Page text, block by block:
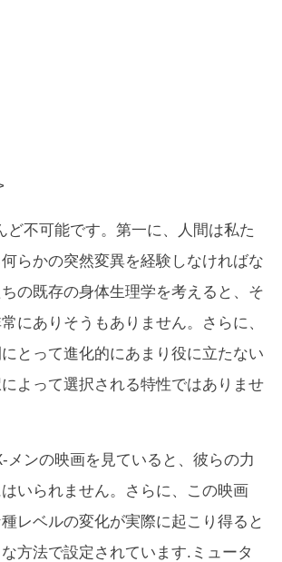
ど不可能です。第一に、人間は私た
らかの突然変異を経験しなければな
の既存の身体生理学を考えると、そ
にありそうもありません。さらに、
とって進化的にあまり役に立たない
よって選択される特性ではありませ
メンの映画を見ていると、彼らの力
いられません。さらに、この映画
レベルの変化が実際に起こり得ると
方法で設定されています.ミュータ